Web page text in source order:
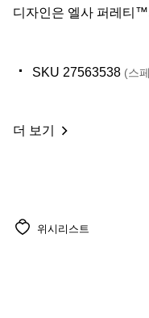
디자인은 엘사 퍼레티
SKU 27563538 (스
더 보기
위시리스트